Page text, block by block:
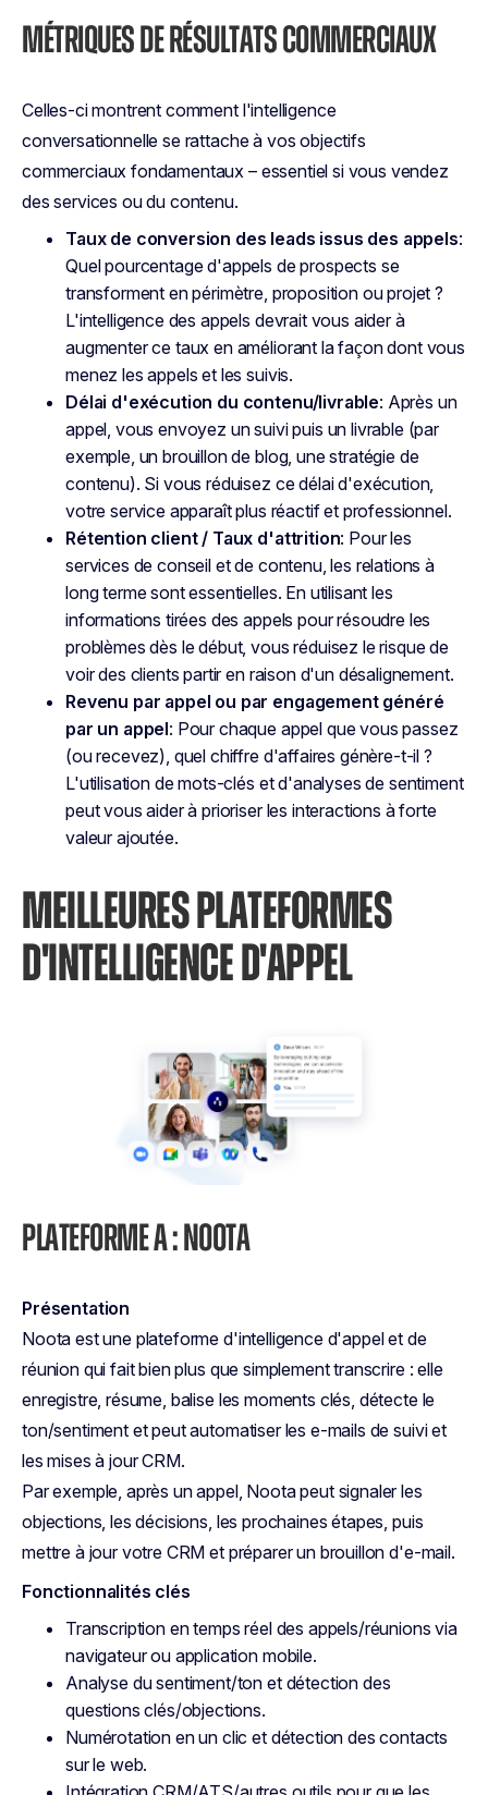
MÉTRIQUES DE RÉSULTATS COMMERCIAUX
Celles-ci montrent comment l'intelligence
conversationnelle se rattache à vos objectifs
commerciaux fondamentaux – essentiel si vous vendez
des services ou du contenu.
Taux de conversion des leads issus des appels:
Quel pourcentage d'appels de prospects se
transforment en périmètre, proposition ou projet ?
L'intelligence des appels devrait vous aider à
augmenter ce taux en améliorant la façon dont vous
menez les appels et les suivis.
Délai d'exécution du contenu/livrable: Après un
appel, vous envoyez un suivi puis un livrable (par
exemple, un brouillon de blog, une stratégie de
contenu). Si vous réduisez ce délai d'exécution,
votre service apparaît plus réactif et professionnel.
Rétention client / Taux d'attrition: Pour les
services de conseil et de contenu, les relations à
long terme sont essentielles. En utilisant les
informations tirées des appels pour résoudre les
problèmes dès le début, vous réduisez le risque de
voir des clients partir en raison d'un désalignement.
Revenu par appel ou par engagement généré
par un appel: Pour chaque appel que vous passez
(ou recevez), quel chiffre d'affaires génère-t-il ?
L'utilisation de mots-clés et d'analyses de sentiment
peut vous aider à prioriser les interactions à forte
valeur ajoutée.
MEILLEURES PLATEFORMES
D'INTELLIGENCE D'APPEL
PLATEFORME A : NOOTA
Présentation
Noota est une plateforme d'intelligence d'appel et de
réunion qui fait bien plus que simplement transcrire : elle
enregistre, résume, balise les moments clés, détecte le
ton/sentiment et peut automatiser les e-mails de suivi et
les mises à jour CRM.
Par exemple, après un appel, Noota peut signaler les
objections, les décisions, les prochaines étapes, puis
mettre à jour votre CRM et préparer un brouillon d'e-mail.
Fonctionnalités clés
Transcription en temps réel des appels/réunions via
navigateur ou application mobile.
Analyse du sentiment/ton et détection des
questions clés/objections.
Numérotation en un clic et détection des contacts
sur le web.